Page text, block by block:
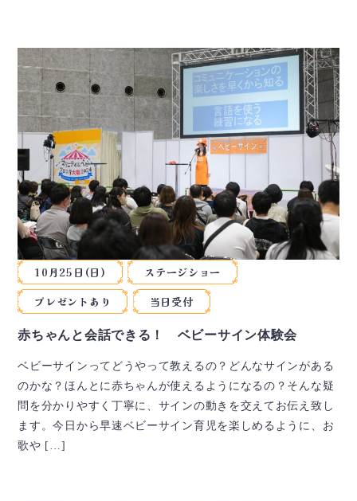
10月25日(日)
ステージショー
プレゼントあり
当日受付
赤ちゃんと会話できる！ ベビーサイン体験会
ベビーサインってどうやって教えるの？どんなサインがある
のかな？ほんとに赤ちゃんが使えるようになるの？そんな疑
問を分かりやすく丁寧に、サインの動きを交えてお伝え致し
ます。今日から早速ベビーサイン育児を楽しめるように、お
歌や […]